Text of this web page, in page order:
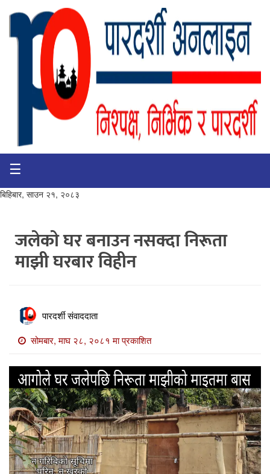
गृहपृष्ठ
भिडियो
खबर
समाचार
खबर
माडी
खबर
विविध
☰
बिहिबार, साउन २१, २०८३
जलेकाे घर बनाउन नसक्दा निरूता
माझी घरबार विहीन
पारदर्शी संवाददाता
सोमबार, माघ २८, २०८१ मा प्रकाशित